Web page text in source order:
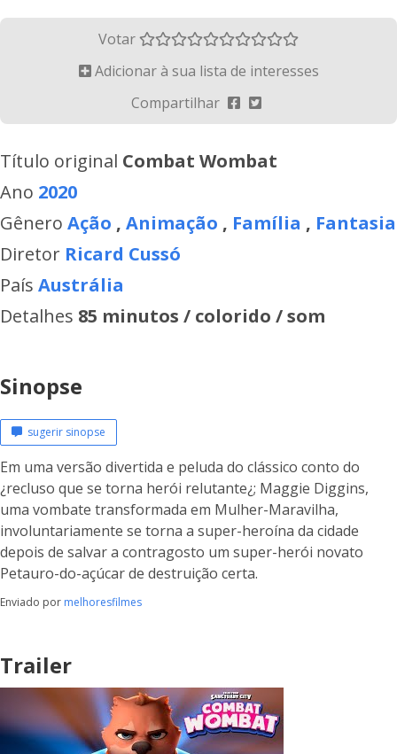
Votar
Adicionar à sua lista de interesses
Compartilhar
Título original Combat Wombat
Ano 2020
Gênero Ação , Animação , Família , Fantasia
Diretor Ricard Cussó
País Austrália
Detalhes 85 minutos / colorido / som
Sinopse
sugerir sinopse
Em uma versão divertida e peluda do clássico conto do
¿recluso que se torna herói relutante¿; Maggie Diggins,
uma vombate transformada em Mulher-Maravilha,
involuntariamente se torna a super-heroína da cidade
depois de salvar a contragosto um super-herói novato
Petauro-do-açúcar de destruição certa.
Enviado por melhoresfilmes
Trailer